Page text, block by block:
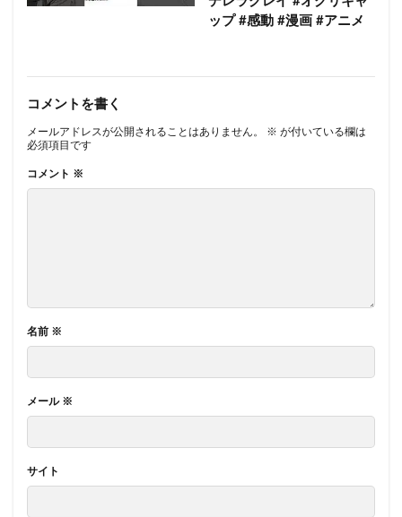
ップ #感動 #漫画 #アニメ
コメントを書く
メールアドレスが公開されることはありません。 ※ が付いている欄は
必須項目です
コメント ※
名前 ※
メール ※
サイト